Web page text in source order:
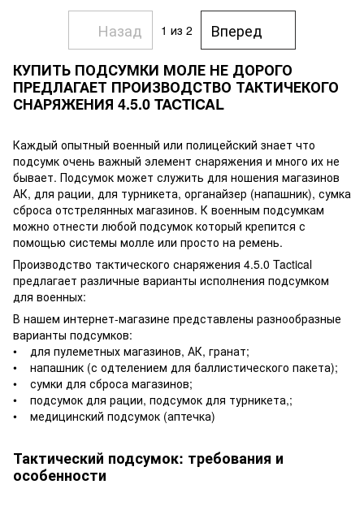
КУПИТЬ ПОДСУМКИ МОЛЕ НЕ ДОРОГО
ПРЕДЛАГАЕТ ПРОИЗВОДСТВО ТАКТИЧЕКОГО
СНАРЯЖЕНИЯ 4.5.0 TACTICAL
Каждый опытный военный или полицейский знает что
подсумк очень важный элемент снаряжения и много их не
бывает. Подсумок может служить для ношения магазинов
АК, для рации, для турникета, органайзер (напашник), сумка
сброса отстрелянных магазинов. К военным подсумкам
можно отнести любой подсумок который крепится с
помощью системы молле или просто на ремень.
Производство тактического снаряжения 4.5.0 Tactical
предлагает различные варианты исполнения подсумком
для военных:
В нашем интернет-магазине представлены разнообразные
варианты подсумков:
• для пулеметных магазинов, АК, гранат;
• напашник (с одтелением для баллистического пакета);
• сумки для сброса магазинов;
• подсумок для рации, подсумок для турникета,;
• медицинский подсумок (аптечка)
Тактический подсумок: требования и
особенности
Назад 1 из 2 Вперед